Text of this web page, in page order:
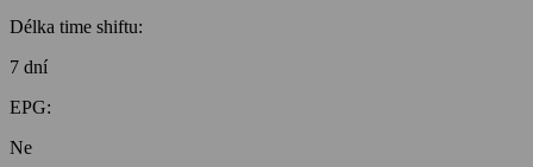
Délka time shiftu:
7 dní
EPG:
Ne